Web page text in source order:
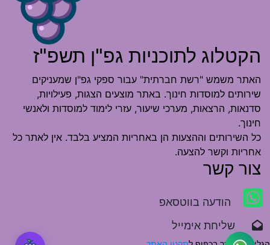
הקטלוג לתוכניות גפ"ן תשפ"ז
האתר משמש "רשת חברתית" עבור ספקי גפ"ן שמעניקים
שירותים למוסדות חינוך. באתר מוצעים הצגות, פעילויות,
סדנאות, הרצאות, מערכי שיעור, עזרי לימוד למוסדות ולאנשי
חינוך.
כל השירותים וההצעות הן באחריות המציע בלבד. אין לאתר כל
אחריות וקשר להצעה.
צור קשר
הודעה בווטסאפ
שליחת אימייל